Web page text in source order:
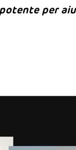
per